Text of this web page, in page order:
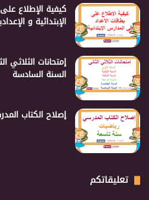
كيفية الإطلاع
الإبتدائية و
إمتحانات الثلاثي
السنة السادسة
إصلاح الكتاب
تعليقاتكم